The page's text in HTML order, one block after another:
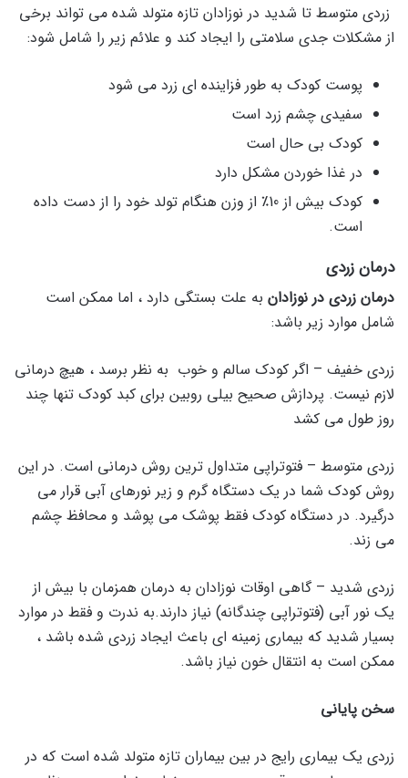
زردی متوسط ​​تا شدید در نوزادان تازه متولد شده می تواند برخی
از مشکلات جدی سلامتی را ایجاد کند و علائم زیر را شامل شود:
پوست کودک به طور فزاینده ای زرد می شود
سفیدی چشم زرد است
کودک بی حال است
در غذا خوردن مشکل دارد
کودک بیش از 10٪ از وزن هنگام تولد خود را از دست داده
است.
درمان زردی
درمان زردی در نوزادان به علت بستگی دارد ، اما ممکن است
شامل موارد زیر باشد:
زردی خفیف – اگر کودک سالم و خوب به نظر برسد ، هیچ درمانی
لازم نیست. پردازش صحیح بیلی روبین برای کبد کودک تنها چند
روز طول می کشد
زردی متوسط – فتوتراپی متداول ترین روش درمانی است. در این
روش کودک شما در یک دستگاه گرم و زیر نورهای آبی قرار می
درگیرد. در دستگاه کودک فقط پوشک می پوشد و محافظ چشم
می زند.
زردی شدید – گاهی اوقات نوزادان به درمان همزمان با بیش از
یک نور آبی (فتوتراپی چندگانه) نیاز دارند.به ندرت و فقط در موارد
بسیار شدید که بیماری زمینه ای باعث ایجاد زردی شده باشد ،
ممکن است به انتقال خون نیاز باشد.
سخن پایانی
زردی یک بیماری رایج در بین بیماران تازه متولد شده است که در